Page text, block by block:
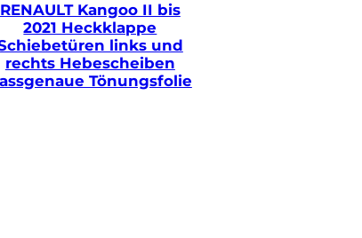
RENAULT Kangoo II bis
2021 Heckklappe
links und
rechts Hebescheiben
Tönungsfolie